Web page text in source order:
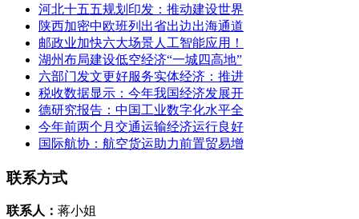
河北十五五规划印发：推动建设世界
陕西加密中欧班列出省出边出海通道
邮政业加快六大场景人工智能应用！
湖州布局建设低空经济“一城四高地”
六部门发文更好服务实体经济：推进
税收数据显示：今年我国经济发展开
德研究报告：中国工业数字化水平全
今年前两个月交通运输经济运行良好
国际航协：航空货运助力前置贸易增
联系方式
联系人： 蒋小姐